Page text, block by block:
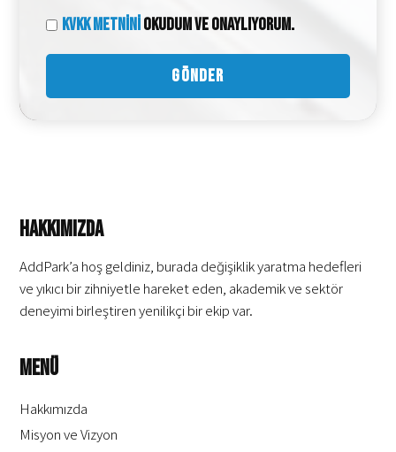
KVKK MetniniOkudum ve onaylıyorum.
Hakkımızda
AddPark’a hoş geldiniz, burada değişiklik yaratma hedefleri
ve yıkıcı bir zihniyetle hareket eden, akademik ve sektör
deneyimi birleştiren yenilikçi bir ekip var.
Menü
Hakkımızda
Misyon ve Vizyon